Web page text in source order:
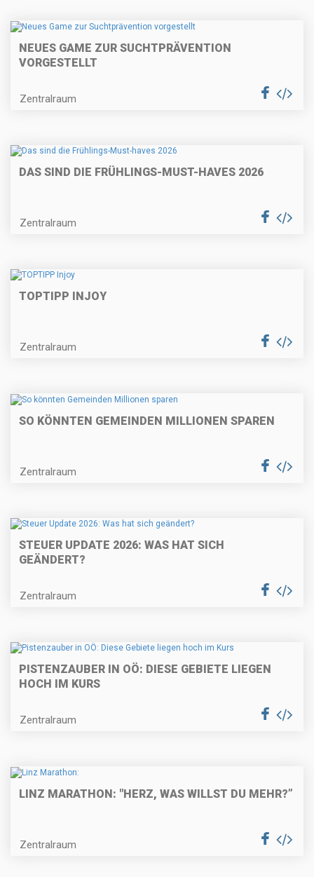
NEUES GAME ZUR SUCHTPRÄVENTION
VORGESTELLT
Zentralraum
DAS SIND DIE FRÜHLINGS-MUST-HAVES 2026
Zentralraum
TOPTIPP INJOY
Zentralraum
SO KÖNNTEN GEMEINDEN MILLIONEN SPAREN
Zentralraum
STEUER UPDATE 2026: WAS HAT SICH
GEÄNDERT?
Zentralraum
PISTENZAUBER IN OÖ: DIESE GEBIETE LIEGEN
HOCH IM KURS
Zentralraum
LINZ MARATHON: "HERZ, WAS WILLST DU MEHR?”
Zentralraum